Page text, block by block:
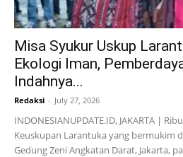
Misa Syukur Uskup
Ekologi Iman,
Indahnya...
Redaksi - July 27, 2026
INDONESIANUPDATE.ID, JAKARTA |
Keuskupan Larantuka yang bermukim
Gedung Zeni Angkatan Darat, Jakarta,